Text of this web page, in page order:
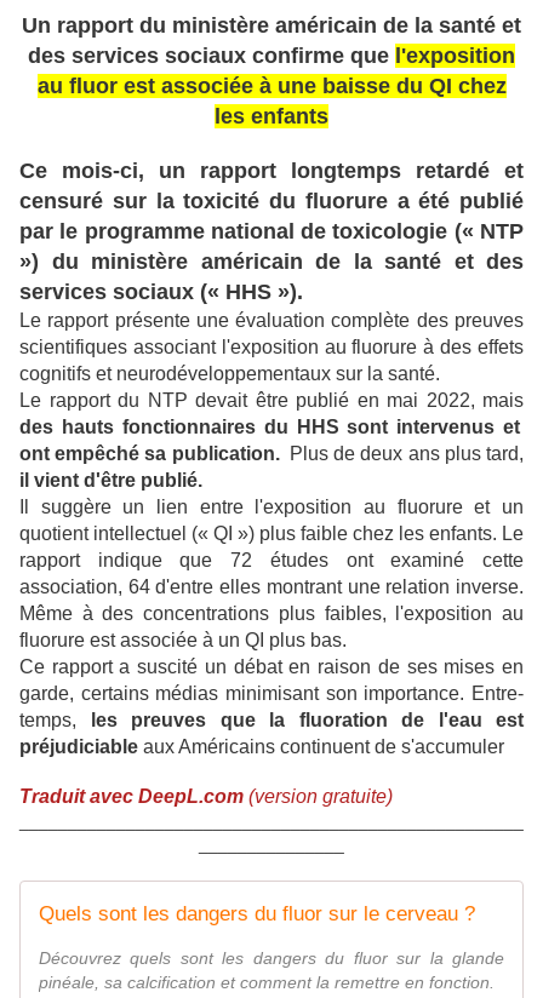
Un rapport du ministère américain de la santé et
des services sociaux confirme que l'exposition
au fluor est associée à une baisse du QI chez
les enfants
Ce mois-ci, un rapport longtemps retardé et
censuré sur la toxicité du fluorure a été publié
par le programme national de toxicologie (« NTP
») du ministère américain de la santé et des
services sociaux (« HHS »).
Le rapport présente une évaluation complète des preuves
scientifiques associant l'exposition au fluorure à des effets
cognitifs et neurodéveloppementaux sur la santé.
Le rapport du NTP devait être publié en mai 2022, mais
des hauts fonctionnaires du HHS sont intervenus et
ont empêché sa publication.
Plus de deux ans plus tard,
il vient d'être publié.
Il suggère un lien entre l'exposition au fluorure et un
quotient intellectuel (« QI ») plus faible chez les enfants. Le
rapport indique que 72 études ont examiné cette
association, 64 d'entre elles montrant une relation inverse.
Même à des concentrations plus faibles, l'exposition au
fluorure est associée à un QI plus bas.
Ce rapport a suscité un débat en raison de ses mises en
garde, certains médias minimisant son importance. Entre-
temps,
les preuves que la fluoration de l'eau est
préjudiciable aux Américains continuent de s'accumuler
Traduit avec DeepL.com (version gratuite)
Quels sont les dangers du fluor sur le cerveau ?
Découvrez quels sont les dangers du fluor sur la glande
pinéale, sa calcification et comment la remettre en fonction.